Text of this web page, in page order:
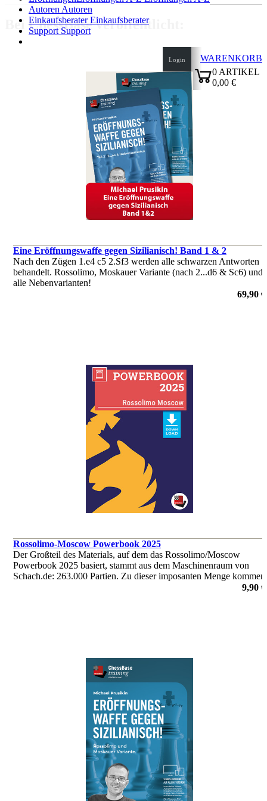
Autoren Autoren
EinkaufsberaterEinkaufsberater
Support Support
Login
WARENKORB
0 ARTIKEL
0,00 €
Bei ChessBase veröffentlicht:
Eine Eröffnungswaffe gegen Sizilianisch! Band 1 & 2
Nach den Zügen 1.e4 c5 2.Sf3 werden alle schwarzen Antworten
behandelt. Rossolimo, Moskauer Variante (nach 2...d6 & Sc6) und
alle Nebenvarianten!
69,90 €
Rossolimo-Moscow Powerbook 2025
Der Großteil des Materials, auf dem das Rossolimo/Moscow
Powerbook 2025 basiert, stammt aus dem Maschinenraum von
Schach.de: 263.000 Partien. Zu dieser imposanten Menge kommen
noch 50.000 Partien aus der Mega und vom Fernschach hinzu.9,90 €